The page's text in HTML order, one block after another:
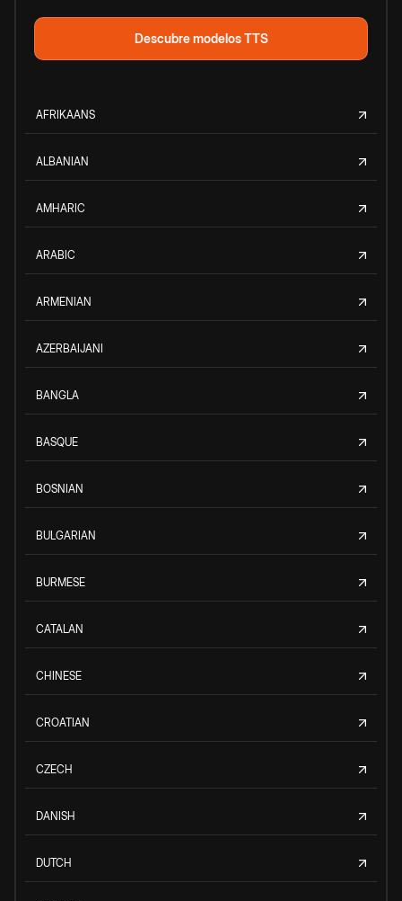
Descubre modelos TTS
AFRIKAANS
ALBANIAN
AMHARIC
ARABIC
ARMENIAN
AZERBAIJANI
BANGLA
BASQUE
BOSNIAN
BULGARIAN
BURMESE
CATALAN
CHINESE
CROATIAN
CZECH
DANISH
DUTCH